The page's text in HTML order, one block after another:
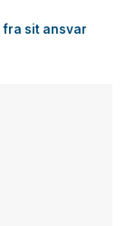
fra sit ansvar